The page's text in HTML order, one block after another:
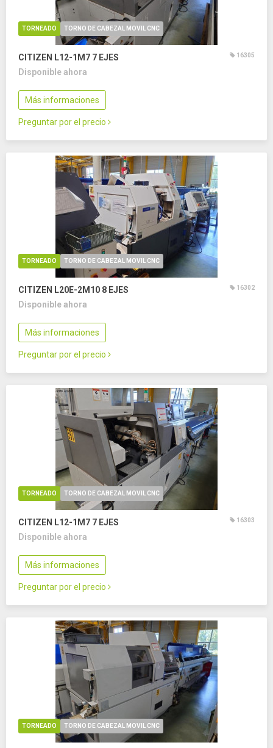
TORNEADO TORNO DE CABEZAL MOVIL CNC
CITIZEN L12-1M7 7 EJES 16305
Disponible ahora
Más informaciones
Preguntar por el precio
TORNEADO TORNO DE CABEZAL MOVIL CNC
CITIZEN L20E-2M10 8 EJES 16302
Disponible ahora
Más informaciones
Preguntar por el precio
TORNEADO TORNO DE CABEZAL MOVIL CNC
CITIZEN L12-1M7 7 EJES 16303
Disponible ahora
Más informaciones
Preguntar por el precio
TORNEADO TORNO DE CABEZAL MOVIL CNC